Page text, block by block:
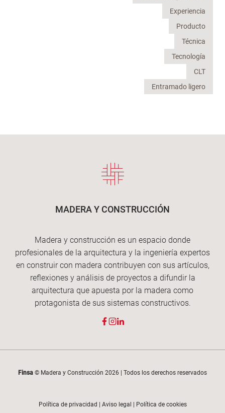
Experiencia
Producto
Técnica
Tecnología
CLT
Entramado ligero
MADERA Y CONSTRUCCIÓN
Madera y construcción es un espacio donde
profesionales de la arquitectura y la ingeniería expertos
en construir con madera contribuyen con sus artículos,
reflexiones y análisis de proyectos a difundir la
arquitectura que apuesta por la madera como
protagonista de sus sistemas constructivos.
Finsa © Madera y Construcción 2026 | Todos los derechos reservados
Política de privacidad Aviso legal Política de cookies